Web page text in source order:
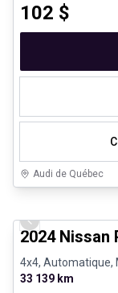
102 $
Audi de Québec
Véhicules
Previous slide
2024 Nissan
4x4, Automatique,
33 139 km